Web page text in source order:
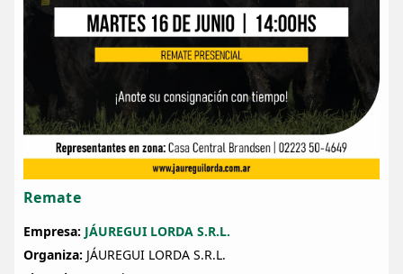
Remate
Empresa: JÁUREGUI LORDA S.R.L.
Organiza: JÁUREGUI LORDA S.R.L.